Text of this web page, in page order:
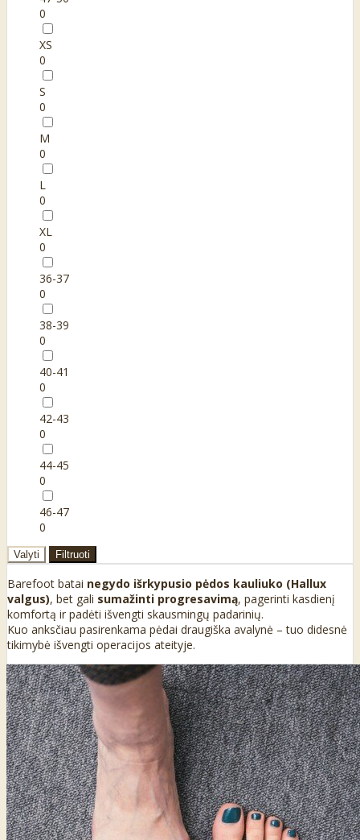
0
XS
0
S
0
M
0
L
0
XL
0
36-37
0
38-39
0
40-41
0
42-43
0
44-45
0
46-47
0
Valyti Filtruoti
Barefoot batai negydo išrkypusio pėdos kauliuko (Hallux
valgus), bet gali sumažinti progresavimą, pagerinti kasdienį
komfortą ir padėti išvengti skausmingų padarinių.
Kuo anksčiau pasirenkama pėdai draugiška avalynė – tuo didesnė
tikimybė išvengti operacijos ateityje.